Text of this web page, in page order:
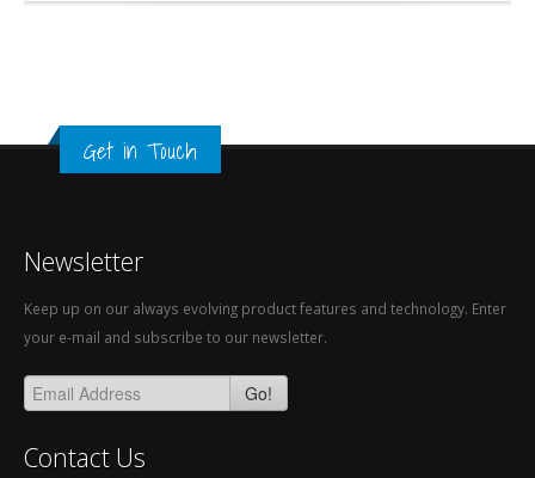
Get in Touch
Newsletter
Keep up on our always evolving product features and technology. Enter
your e-mail and subscribe to our newsletter.
Go!
Contact Us